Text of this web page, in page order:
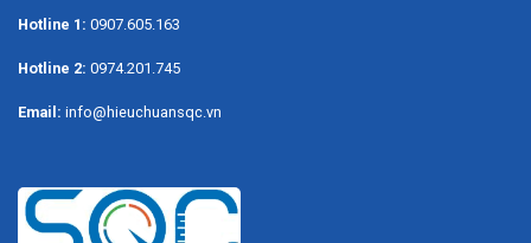
Hotline 1: 0907.605.163
Hotline 2: 0974.201.745
Email: info@hieuchuansqc.vn